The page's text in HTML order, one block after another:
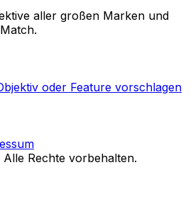
aller großen Marken und
oder Feature vorschlagen
Rechte vorbehalten.